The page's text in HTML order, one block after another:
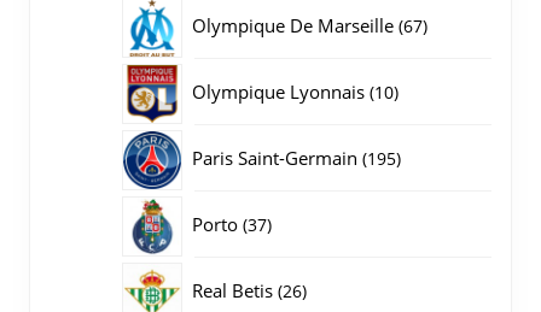
Olympique De Marseille 6767
Olympique Lyonnais 1010
Paris Saint-Germain 195195
Porto 3737
Real Betis 2626